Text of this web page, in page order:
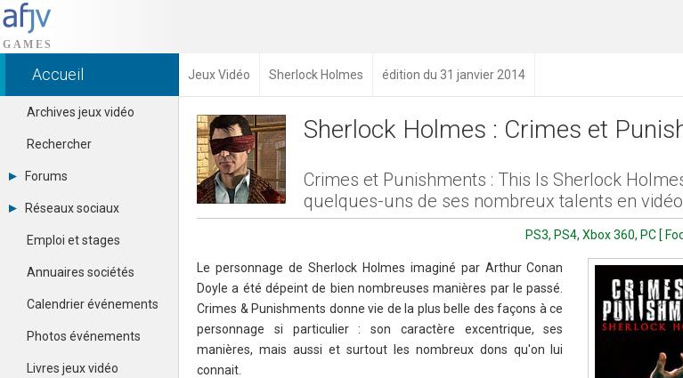
Accueil Jeux Vidéo Sherlock Holmes édition du 31 janvier 2014
Archives jeux vidéo
Rechercher
Forums
Tous les forums
Se connecter
Contacter un modérateur
Réseaux sociaux
Dailymotion
Facebook
Google+
Pinterest
Youtube
Emploi et stages
Annuaires sociétés
Calendrier événements
Photos événements
Livres jeux vidéo
Sherlock Holmes : Crimes et
Crimes et Punishments : This Is Sherlock
quelques-uns de ses nombreux talents en vidéo
PS3, PS4, Xbox 360, PC [
Le personnage de Sherlock Holmes imaginé par Arthur Conan
Doyle a été dépeint de bien nombreuses manières par le passé.
Crimes & Punishments donne vie de la plus belle des façons à ce
personnage si particulier : son caractère excentrique, ses
manières, mais aussi et surtout les nombreux dons qu'on lui
connait.